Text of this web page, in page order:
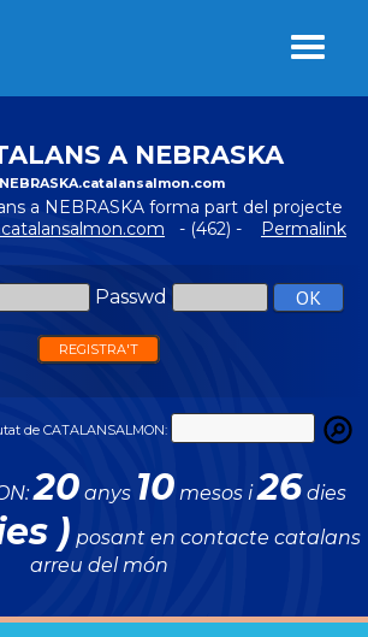
A NEBRASKA
a NEBRASKA forma part del projecte
- (462) - Permalink
Passwd
REGISTRA'T
de CATALANSALMON:
20 anys 10 mesos i26 dies
) posant en contacte catalans
arreu del món